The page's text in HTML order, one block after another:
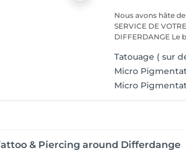
Nous avons hâte de vous accueillir !
SERVICE DE
Tatouage ( sur
Micro
Micro
& Piercing around Differdange